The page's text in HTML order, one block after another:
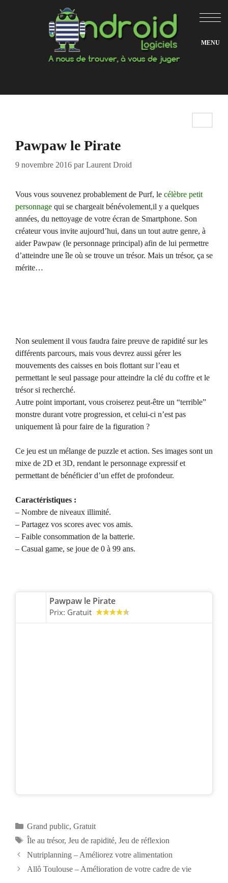
Pawpaw le Pirate
9 novembre 2016 parLaurent Droid
Vous vous souvenez probablement de Purf, le célèbre petit
personnage qui se chargeait bénévolement,il y a quelques
années, du nettoyage de votre écran de Smartphone. Son
créateur vous invite aujourd’hui, dans un tout autre genre, à
aider Pawpaw (le personnage principal) afin de lui permettre
d’atteindre une île où se trouve un trésor. Mais un trésor, ça se
mérite…
Non seulement il vous faudra faire preuve de rapidité sur les
différents parcours, mais vous devrez aussi gérer les
mouvements des caisses en bois flottant sur l’eau et
permettant le seul passage pour atteindre la clé du coffre et le
trésor si recherché.
Autre point important, vous croiserez peut-être un “terrible”
monstre durant votre progression, et celui-ci n’est pas
uniquement là pour faire de la figuration ?
Ce jeu est un mélange de puzzle et action. Ses images sont un
mixe de 2D et 3D, rendant le personnage expressif et
permettant de bénéficier d’un effet de profondeur.
Caractéristiques :
– Nombre de niveaux illimité.
– Partagez vos scores avec vos amis.
– Faible consommation de la batterie.
– Casual game, se joue de 0 à 99 ans.
Pawpaw le Pirate
Prix: Gratuit
Catégories
Grand public, Gratuit
Étiquettes
Île au trésor, Jeu de rapidité, Jeu de réflexion
Nutriplanning – Améliorez votre alimentation
Allô Toulouse – Amélioration de votre cadre de vie